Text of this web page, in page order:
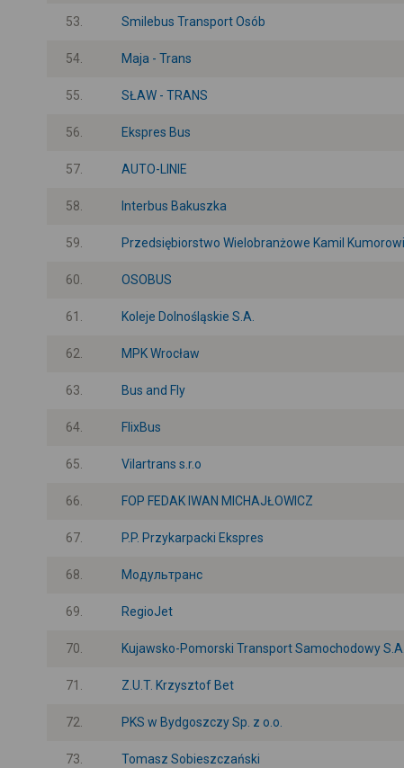
53. Smilebus Transport Osób
54. Maja - Trans
55. SŁAW - TRANS
56. Ekspres Bus
57. AUTO-LINIE
58. Interbus Bakuszka
59. Przedsiębiorstwo Wielobranżowe Kamil
60. OSOBUS
61. Koleje Dolnośląskie S.A.
62. MPK Wrocław
63. Bus and Fly
64. FlixBus
65. Vilartrans s.r.o
66. FOP FEDAK IWAN MICHAJŁOWICZ
67. P.P. Przykarpacki Ekspres
68. Модультранс
69. RegioJet
70. Kujawsko-Pomorski Transport Samochodowy
71. Z.U.T. Krzysztof Bet
72. PKS w Bydgoszczy Sp. z o.o.
73. Tomasz Sobieszczański